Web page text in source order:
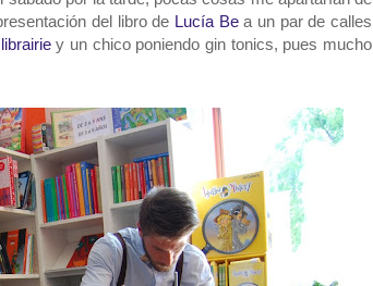
del libro de Lucía Bea un par de calles
y un chico poniendo gin tonics, pues mucho